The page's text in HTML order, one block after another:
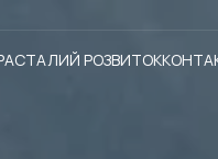
СТАЛИЙ РОЗВИТОК